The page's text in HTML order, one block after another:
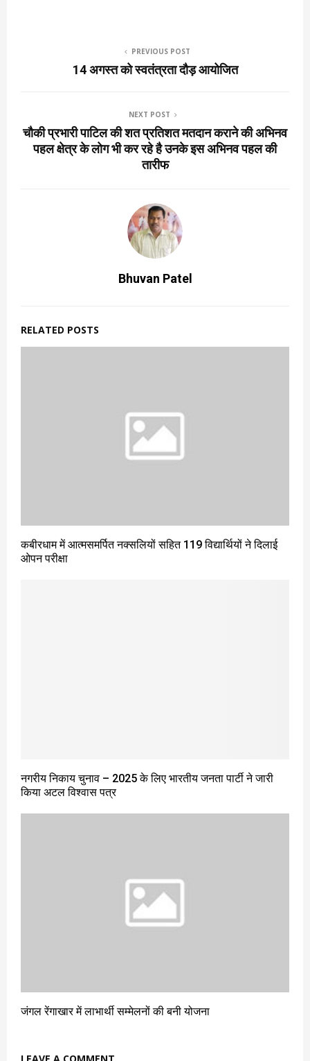
PREVIOUS POST
14 अगस्त को स्वतंत्रता दौड़ आयोजित
NEXT POST
चौकी प्रभारी पाटिल की शत प्रतिशत मतदान कराने की अभिनव
पहल क्षेत्र के लोग भी कर रहे है उनके इस अभिनव पहल की
तारीफ
Bhuvan Patel
RELATED POSTS
कबीरधाम में आत्मसमर्पित नक्सलियों सहित 119 विद्यार्थियों ने दिलाई
ओपन परीक्षा
नगरीय निकाय चुनाव – 2025 के लिए भारतीय जनता पार्टी ने जारी
किया अटल विश्वास पत्र
जंगल रेंगाखार में लाभार्थी सम्मेलनों की बनी योजना